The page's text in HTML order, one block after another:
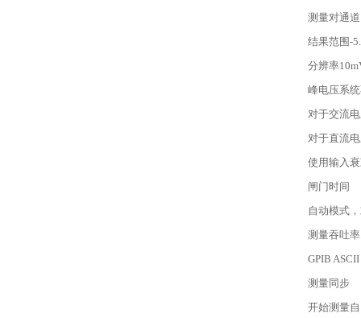
测量对通
结果范围-
分辨率
峰电压系
对于交流
对于直流
使用输入
闸门时间
自动模式
测量吞吐率
GPIB
测量同步
开始测量